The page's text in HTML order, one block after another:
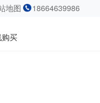
地图 18664639986
买